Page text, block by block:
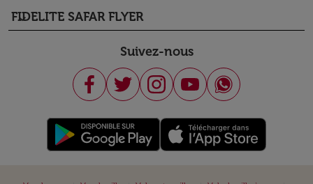
FIDELITE SAFAR FLYER
keyboard_arrow_down
Suivez-nous